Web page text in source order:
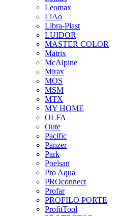
Leomax
LiAo
Libra-Plast
LUIDOR
MASTER COLOR
Matrix
McAlpine
Mirax
MOS
MSM
MTX
MY HOME
OLFA
Oute
Pacific
Panzer
Park
Poelsan
Pro Aqua
PROconnect
Profar
PROFILO PORTE
ProfitTool